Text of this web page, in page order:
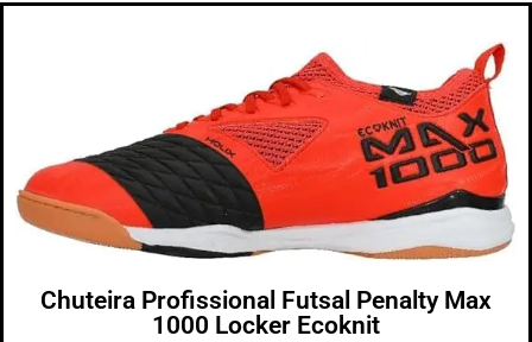
Chuteira Profissional Futsal Penalty Max
1000 Locker Ecoknit